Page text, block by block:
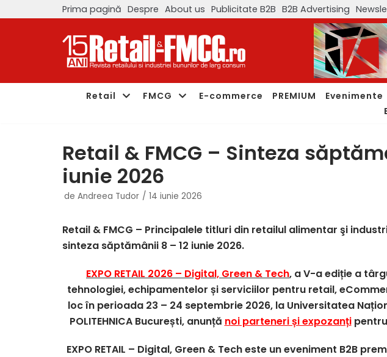
Prima pagină Despre About us Publicitate B2B B2B Advertising
Retail FMCG E-commerce PREMIUM Evenimente
Retail & FMCG – Sinteza
iunie 2026
de Andreea Tudor 14 iunie 2026
Retail & FMCG – Principalele titluri din retailul alimentar şi
sinteza săptămânii 8 – 12 iunie 2026.
EXPO RETAIL 2026 – Digital, Green & Tech, a V-a ediție a
tehnologiei, echipamentelor și serviciilor pentru retail,
loc în perioada 23 – 24 septembrie 2026, la Universitatea
POLITEHNICA București, anunță noi parteneri și expozanți
EXPO RETAIL – Digital, Green & Tech este un eveniment B2B